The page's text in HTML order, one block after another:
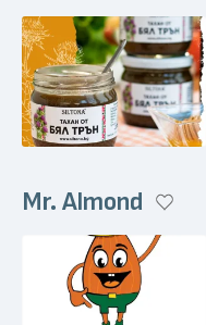
Mr. Almond